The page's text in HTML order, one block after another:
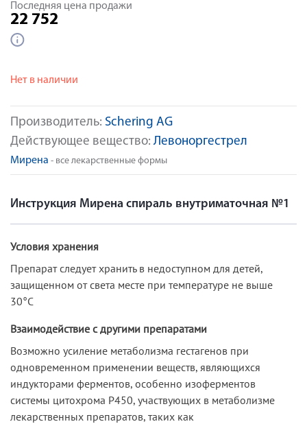
Производитель: Schering AG
Действующее вещество: Левоноргестрел
Мирена - все лекарственные формы
Последняя цена продажи
22 752
Нет в наличии
Инструкция Мирена спираль внутриматочная №1
Условия хранения
Препарат следует хранить в недоступном для детей,
защищенном от света месте при температуре не выше
30°С
Взаимодействие с другими препаратами
Возможно усиление метаболизма гестагенов при
одновременном применении веществ, являющихся
индукторами ферментов, особенно изоферментов
системы цитохрома Р450, участвующих в метаболизме
лекарственных препаратов, таких как